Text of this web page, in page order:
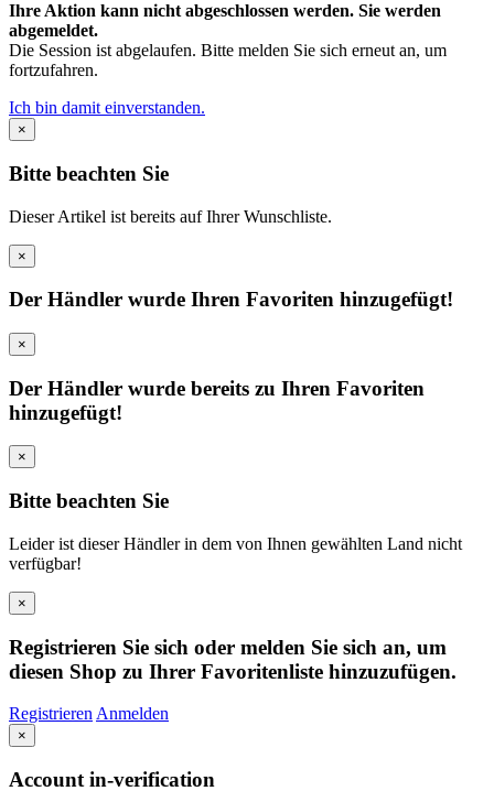
Ihre Aktion kann nicht abgeschlossen werden. Sie werden
abgemeldet.
Die Session ist abgelaufen. Bitte melden Sie sich erneut an, um
fortzufahren.
Ich bin damit einverstanden.
×
Bitte beachten Sie
Dieser Artikel ist bereits auf Ihrer Wunschliste.
×
Der Händler wurde Ihren Favoriten hinzugefügt!
×
Der Händler wurde bereits zu Ihren Favoriten
hinzugefügt!
×
Bitte beachten Sie
Leider ist dieser Händler in dem von Ihnen gewählten Land nicht
verfügbar!
×
Registrieren Sie sich oder melden Sie sich an, um
diesen Shop zu Ihrer Favoritenliste hinzuzufügen.
Registrieren Anmelden
×
Account in-verification